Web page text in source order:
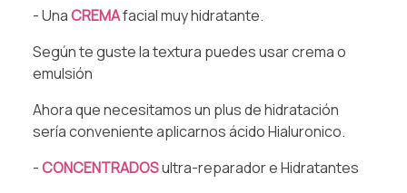
⁠- UnaCREMAfacial muy hidratante. ⁠
Según te guste la textura puedes usar crema o
emulsión⁠
Ahora que necesitamos un plus de hidratación
sería conveniente aplicarnos ácido Hialuronico.⁠
⁠-CONCENTRADOSultra-reparador e Hidratantes⁠